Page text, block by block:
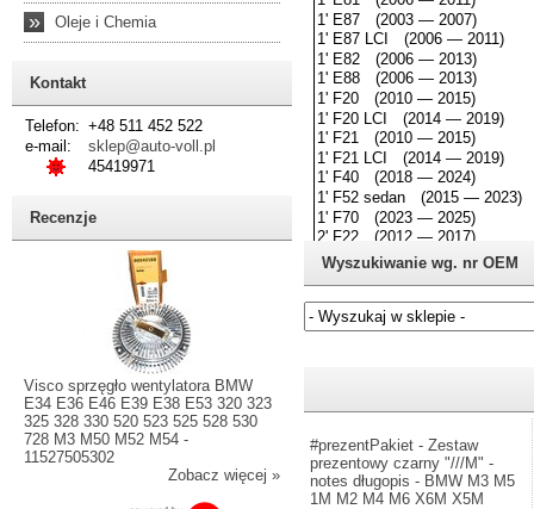
» Oleje i Chemia
Kontakt
Telefon: +48 511 452 522
e-mail:
sklep@auto-voll.pl
45419971
Recenzje
Visco sprzęgło wentylatora BMW
E34 E36 E46 E39 E38 E53 320 323
325 328 330 520 523 525 528 530
728 M3 M50 M52 M54 -
11527505302
Zobacz więcej »
Wyszukiwanie wg. nr OEM
#prezentPakiet - Zestaw
prezentowy czarny "///M" -
notes długopis - BMW M3 M5
1M M2 M4 M6 X6M X5M